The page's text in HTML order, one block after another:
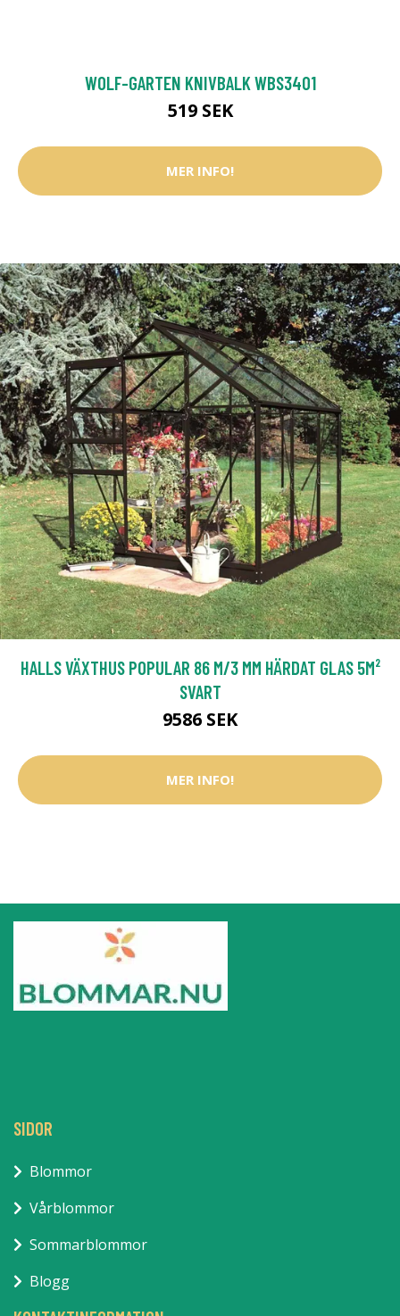
WOLF-GARTEN KNIVBALK WBS3401
519 SEK
MER INFO!
HALLS VÄXTHUS POPULAR 86 M/3 MM HÄRDAT GLAS 5M²
SVART
9586 SEK
MER INFO!
SIDOR
Blommor
Vårblommor
Sommarblommor
Blogg